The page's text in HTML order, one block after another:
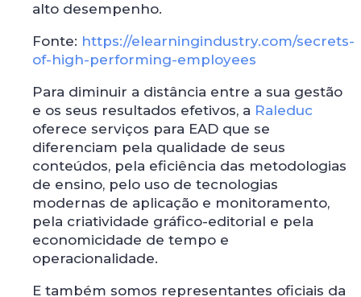
alto desempenho.
Fonte: https://elearningindustry.com/secrets-
of-high-performing-employees
Para diminuir a distância entre a sua gestão
e os seus resultados efetivos, a Raleduc
oferece serviços para EAD que se
diferenciam pela qualidade de seus
conteúdos, pela eficiência das metodologias
de ensino, pelo uso de tecnologias
modernas de aplicação e monitoramento,
pela criatividade gráfico-editorial e pela
economicidade de tempo e
operacionalidade.
E também somos representantes oficiais da